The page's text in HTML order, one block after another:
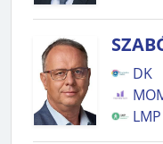
DK
LMP